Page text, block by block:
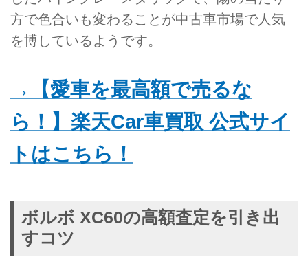
方で色合いも変わることが中古車市場で人気
を博しているようです。
→【愛車を最高額で売るな
ら！】楽天Car車買取 公式サイ
トはこちら！
ボルボ XC60の高額査定を引き出
すコツ